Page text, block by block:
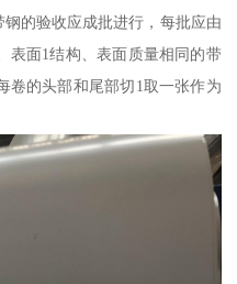
的验收应成批进行，每批应由
表面1结构、表面质量相同的带
卷的头部和尾部切1取一张作为